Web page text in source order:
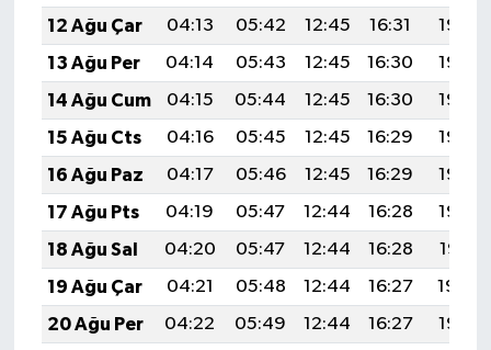
12 Ağu Çar
04:13 05:42 12:45 16:31
19:38
13 Ağu Per
04:14 05:43 12:45 16:30
19:37
14 Ağu Cum
04:15 05:44 12:45 16:30
19:36
15 Ağu Cts
04:16 05:45 12:45 16:29
19:35
16 Ağu Paz
04:17 05:46 12:45 16:29
19:33
17 Ağu Pts
04:19 05:47 12:44 16:28
19:32
18 Ağu Sal
04:20 05:47 12:44 16:28
19:31
19 Ağu Çar
04:21 05:48 12:44 16:27
19:30
20 Ağu Per
04:22 05:49 12:44 16:27
19:28